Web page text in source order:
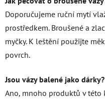
Doporučujeme ruční mytí
prostředkem. Broušené a
myčky. K leštění použijte
povrch.
Jsou vázy balené jako dárky?
Ano, mnoho produktů v této